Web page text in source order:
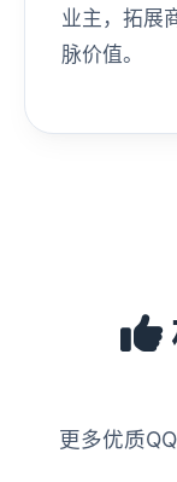
业主，拓展
脉价值。
更多优质